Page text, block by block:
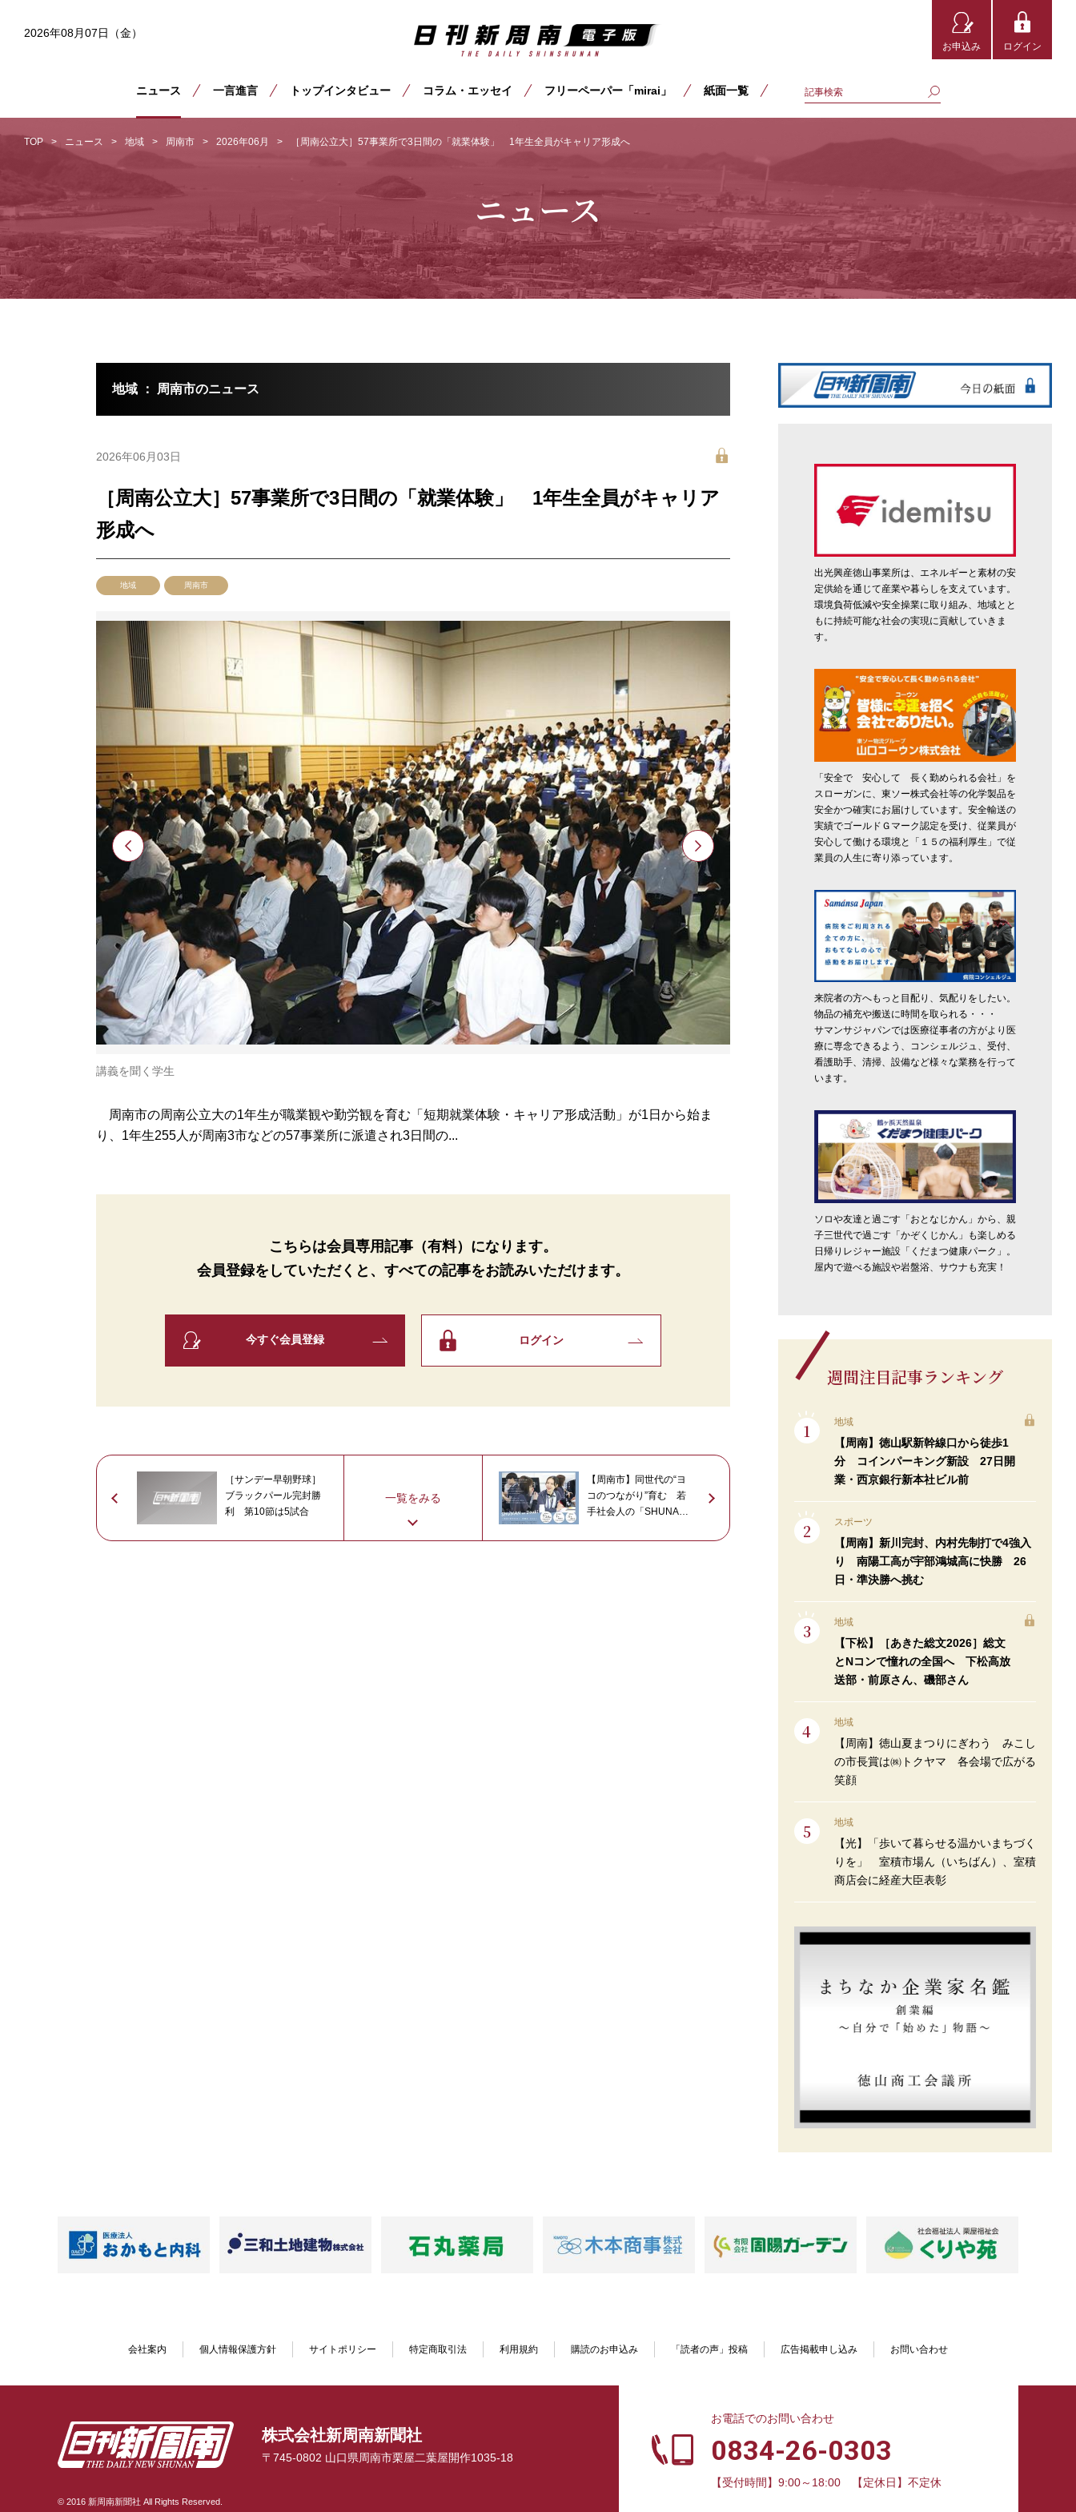
2026年08月07日（金）
お申込み ログイン
ニュース 一言進言 トップインタビュー コラム・エッセイ フリーペーパー「mirai」 紙面一覧
TOP ニュース 地域 周南市 2026年06月 ［周南公立大］57事業所で3日間の「就業体験」 1年生全員がキャリア形成へ
ニュース
地域 ： 周南市のニュース
2026年06月03日
［周南公立大］57事業所で3日間の「就業体験」 1年生全員がキャリア
形成へ
地域 周南市
講義を聞く学生 目を引く3市の特徴の紹介
周南市の周南公立大の1年生が職業観や勤労観を育む「短期就業体験・キャリア形成活動」が1日から始ま
り、1年生255人が周南3市などの57事業所に派遣され3日間の...
こちらは会員専用記事（有料）になります。
会員登録をしていただくと、 すべての記事をお読みいただけます。
今すぐ会員登録 ログイン
［サンデー早朝野球］
ブラックパール完封勝
利 第10節は5試合
一覧をみる
【周南市】同世代の“ヨ
コのつながり”育む 若
手社会人の「SHUNAN
出光興産徳山事業所は、エネルギーと素材の安
定供給を通じて産業や暮らしを支えています。
環境負荷低減や安全操業に取り組み、地域とと
もに持続可能な社会の実現に貢献していきま
す。
「安全で 安心して 長く勤められる会社」を
スローガンに、東ソー株式会社等の化学製品を
安全かつ確実にお届けしています。安全輸送の
実績でゴールドＧマーク認定を受け、従業員が
安心して働ける環境と「１５の福利厚生」で従
業員の人生に寄り添っています。
来院者の方へもっと目配り、気配りをしたい。
物品の補充や搬送に時間を取られる・・・
サマンサジャパンでは医療従事者の方がより医
療に専念できるよう、コンシェルジュ、受付、
看護助手、清掃、設備など様々な業務を行って
います。
ソロや友達と過ごす「おとなじかん」から、親
子三世代で過ごす「かぞくじかん」も楽しめる
日帰りレジャー施設「くだまつ健康パーク」。
屋内で遊べる施設や岩盤浴、サウナも充実！
週間注目記事ランキング
地域
【周南】徳山駅新幹線口から徒歩1
分 コインパーキング新設 27日開
業・西京銀行新本社ビル前
スポーツ
【周南】新川完封、内村先制打で4強入
り 南陽工高が宇部鴻城高に快勝 26
日・準決勝へ挑む
地域
【下松】［あきた総文2026］総文
とNコンで憧れの全国へ 下松高放
送部・前原さん、磯部さん
地域
【周南】徳山夏まつりにぎわう みこし
の市長賞は㈱トクヤマ 各会場で広がる
笑顔
地域
【光】「歩いて暮らせる温かいまちづく
りを」 室積市場ん（いちばん）、室積
商店会に経産大臣表彰
会社案内 個人情報保護方針 サイトポリシー 特定商取引法 利用規約 購読のお申込み 「読者の声」投稿 広告掲載申し込み お問い合わせ
お電話でのお問い合わせ
0834-26-0303
【受付時間】9:00～18:00 【定休日】不定休
株式会社新周南新聞社
〒745-0802 山口県周南市栗屋二葉屋開作1035-18
© 2016 新周南新聞社 All Rights Reserved.